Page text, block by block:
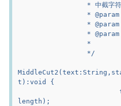
* 中截字
*
*
*
		 *
		 */
t):void {
length);